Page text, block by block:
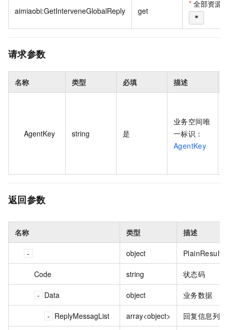
aimiaobi:GetInterveneGlobalReply get
* 全部资源
*
请求参数
名称 类型 必填 描述
AgentKey string 是
业务空间唯
一标识：
AgentKey
返回参数
名称 类型 描述
object PlainResult
Code string 状态码
Data object 业务数据
ReplyMessagList array<object> 回复信息列表